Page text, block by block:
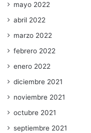
mayo 2022
abril 2022
marzo 2022
febrero 2022
enero 2022
diciembre 2021
noviembre 2021
octubre 2021
septiembre 2021